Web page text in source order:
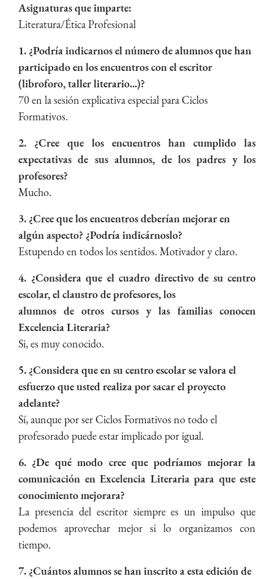
Asignaturas que imparte:
Literatura/Ética Profesional
1. ¿Podría indicarnos el número de alumnos que han
participado en los encuentros con el escritor
(libroforo, taller literario...)?
70 en la sesión explicativa especial para Ciclos
Formativos.
2. ¿Cree que los encuentros han cumplido las
expectativas de sus alumnos, de los padres y los
profesores?
Mucho.
3. ¿Cree que los encuentros deberían mejorar en
algún aspecto? ¿Podría indicárnoslo?
Estupendo en todos los sentidos. Motivador y claro.
4. ¿Considera que el cuadro directivo de su centro
escolar, el claustro de profesores, los
alumnos de otros cursos y las familias conocen
Excelencia Literaria?
Si, es muy conocido.
5. ¿Considera que en su centro escolar se valora el
esfuerzo que usted realiza por sacar el proyecto
adelante?
Sí, aunque por ser Ciclos Formativos no todo el
profesorado puede estar implicado por igual.
6. ¿De qué modo cree que podríamos mejorar la
comunicación en Excelencia Literaria para que este
conocimiento mejorara?
La presencia del escritor siempre es un impulso que
podemos aprovechar mejor si lo organizamos con
tiempo.
7. ¿Cuántos alumnos se han inscrito a esta edición de